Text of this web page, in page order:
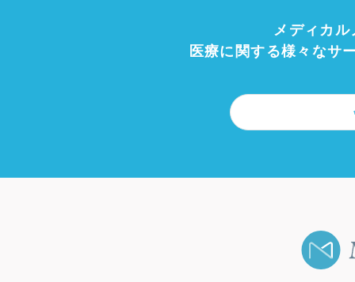
メディカ
医療に関する様々なサ